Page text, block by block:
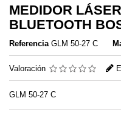
MEDIDOR
BLUETOOTH
Referencia GLM 50-27 C
Valoración
GLM 50-27 C